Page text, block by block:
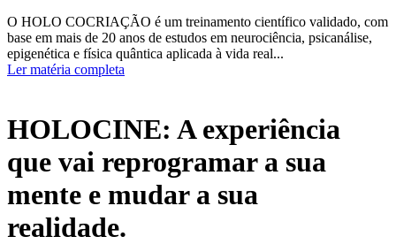
O HOLO COCRIAÇÃO é um treinamento científico validado, com
base em mais de 20 anos de estudos em neurociência, psicanálise,
epigenética e física quântica aplicada à vida real...
Ler matéria completa
HOLOCINE: A experiência
que vai reprogramar a sua
mente e mudar a sua
realidade.